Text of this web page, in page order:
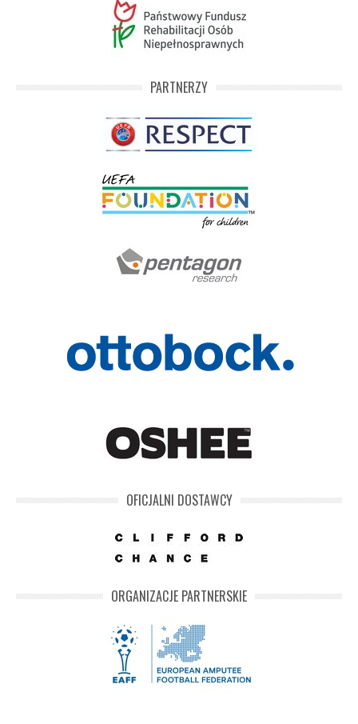
PARTNERZY
OFICJALNI DOSTAWCY
ORGANIZACJE PARTNERSKIE